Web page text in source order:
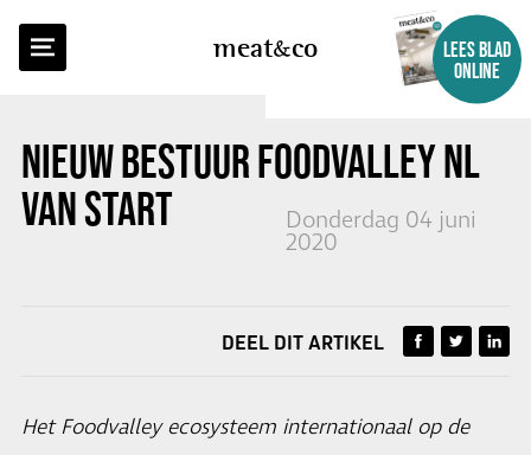
meatco
LEES BLAD
ONLINE
NIEUW BESTUUR FOODVALLEY NL
VAN START
Donderdag 04 juni
2020
TERUG NAAR OVERZICHT
DEEL DIT ARTIKEL
Het Foodvalley ecosysteem internationaal op de